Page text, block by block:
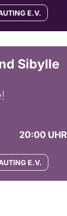
E.V.
Sibylle
20:00 UHR
E.V.